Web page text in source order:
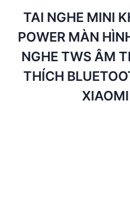
TAI NGHE MINI
POWER MÀN
NGHE TWS ÂM
THÍCH